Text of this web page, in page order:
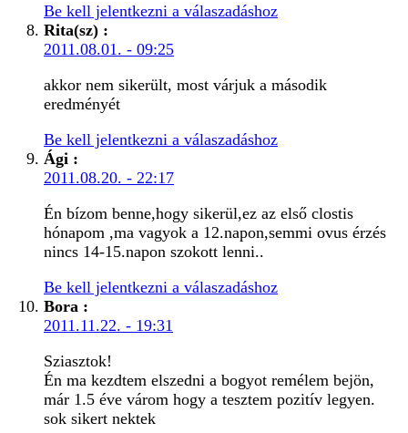
Be kell jelentkezni a válaszadáshoz
Rita(sz) :
2011.08.01. - 09:25
akkor nem sikerült, most várjuk a második
eredményét
Be kell jelentkezni a válaszadáshoz
Ági :
2011.08.20. - 22:17
Én bízom benne,hogy sikerül,ez az első clostis
hónapom ,ma vagyok a 12.napon,semmi ovus érzés
nincs 14-15.napon szokott lenni..
Be kell jelentkezni a válaszadáshoz
Bora :
2011.11.22. - 19:31
Sziasztok!
Én ma kezdtem elszedni a bogyot remélem bejön,
már 1.5 éve várom hogy a tesztem pozitív legyen.
sok sikert nektek